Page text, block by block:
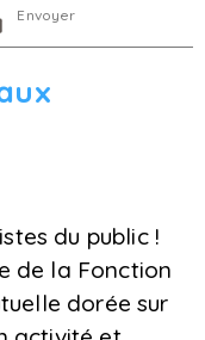
Envoyer
du public !
de la Fonction
dorée sur